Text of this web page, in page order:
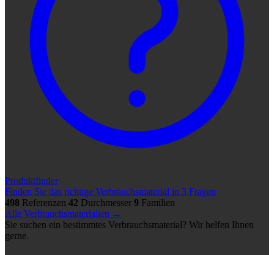
Produktfinder
Finden Sie das richtige Verbrauchsmaterial in 3 Fragen
498 Referenzen 42 Durchmesser 9 Familien
Alle Verbrauchsmaterialien →
Sie suchen ein bestimmtes Verbrauchsmaterial? Wir helfen Ihnen
gerne.